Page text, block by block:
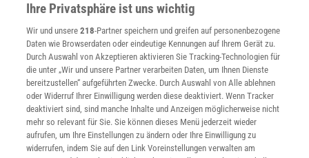
Spektrum.de-Newsletter abonnieren
JETZT ANMELDEN!
Sie können unsere Newsletter jederzeit wieder abbestellen. Infos zu unserem Umgang
mit Ihren personenbezogenen Daten finden Sie in unsererDatenschutzerklärung .
Ihre Privatsphäre ist uns wichtig
Wir und unsere218-Partner speichern und greifen auf personenbezogene
Daten wie Browserdaten oder eindeutige Kennungen auf Ihrem Gerät zu.
Durch Auswahl von Akzeptieren aktivieren Sie Tracking-Technologien für
die unter „Wir und unsere Partner verarbeiten Daten, um Ihnen Dienste
bereitzustellen“ aufgeführten Zwecke. Durch Auswahl von Alle ablehnen
oder Widerruf Ihrer Einwilligung werden diese deaktiviert. Wenn Tracker
deaktiviert sind, sind manche Inhalte und Anzeigen möglicherweise nicht
mehr so relevant für Sie. Sie können dieses Menü jederzeit wieder
aufrufen, um Ihre Einstellungen zu ändern oder Ihre Einwilligung zu
widerrufen, indem Sie auf den Link Voreinstellungen verwalten am